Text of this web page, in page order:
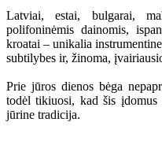
Latviai, estai, bulgarai,
polifoninėmis dainomis,
kroatai – unikalia
subtilybes ir, žinoma,
Prie jūros dienos bėga
todėl tikiuosi, kad šis
jūrine tradicija.